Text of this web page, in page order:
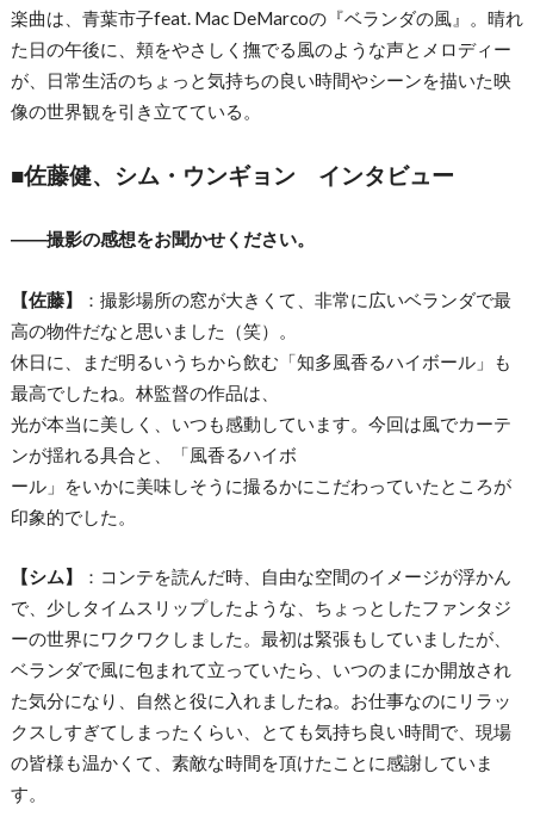
楽曲は、青葉市子feat. Mac DeMarcoの『ベランダの風』。晴れ
た日の午後に、頬をやさしく撫でる風のような声とメロディー
が、日常生活のちょっと気持ちの良い時間やシーンを描いた映
像の世界観を引き立てている。
■佐藤健、シム・ウンギョン インタビュー
――撮影の感想をお聞かせください。
【佐藤】
：撮影場所の窓が大きくて、非常に広いベランダで最
高の物件だなと思いました（笑）。
休日に、まだ明るいうちから飲む「知多風香るハイボール」も
最高でしたね。林監督の作品は、
光が本当に美しく、いつも感動しています。今回は風でカーテ
ンが揺れる具合と、「風香るハイボ
ール」をいかに美味しそうに撮るかにこだわっていたところが
印象的でした。
【シム】
：コンテを読んだ時、自由な空間のイメージが浮かん
で、少しタイムスリップしたような、ちょっとしたファンタジ
ーの世界にワクワクしました。最初は緊張もしていましたが、
ベランダで風に包まれて立っていたら、いつのまにか開放され
た気分になり、自然と役に入れましたね。お仕事なのにリラッ
クスしすぎてしまったくらい、とても気持ち良い時間で、現場
の皆様も温かくて、素敵な時間を頂けたことに感謝していま
す。